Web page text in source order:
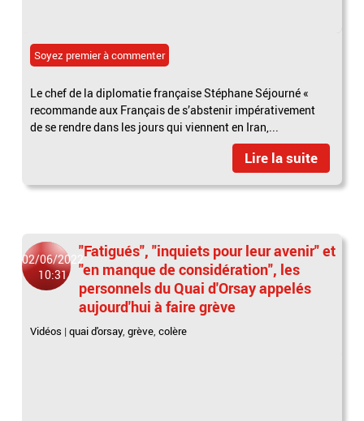
Soyez premier à commenter
Le chef de la diplomatie française Stéphane Séjourné «
recommande aux Français de s’abstenir impérativement
de se rendre dans les jours qui viennent en Iran,...
Lire la suite
02/06/2022
10:31
"Fatigués", "inquiets pour leur avenir" et
"en manque de considération", les
personnels du Quai d'Orsay appelés
aujourd'hui à faire grève
Vidéos |quai d'orsay,grève,colère